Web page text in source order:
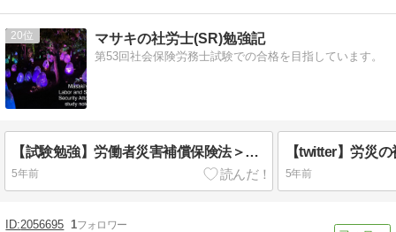
20 マサキの社労士(SR)勉強記
第53回社会保険労務士試験での合格を目指しています。
【試験勉強】労働者災害補償保険法＞通勤の定義（条文の確認です。）
5年前
【twitter】労災
5年前
2056695 1